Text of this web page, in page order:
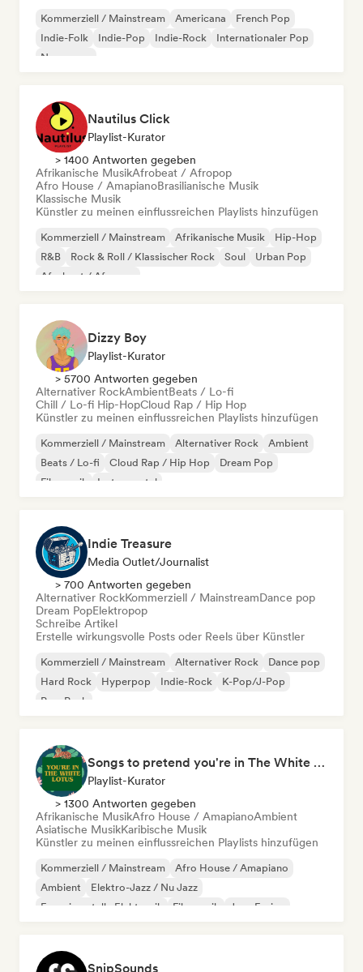
Kommerziell / Mainstream Americana
French Pop
Indie-Folk
Indie-Pop Indie-Rock
Internationaler Pop
New wave
Nautilus Click
Playlist-Kurator
> 1400 Antworten gegeben
Afrikanische MusikAfrobeat / Afropop
Afro House / AmapianoBrasilianische Musik
Klassische Musik
Künstler zu meinen einflussreichen Playlists hinzufügen
Kommerziell / Mainstream Afrikanische Musik
Hip-Hop
R&B
Rock & Roll / Klassischer Rock Soul
Urban Pop
Afrobeat / Afropop
Dizzy Boy
Playlist-Kurator
> 5700 Antworten gegeben
Alternativer RockAmbientBeats / Lo-fi
Chill / Lo-fi Hip-HopCloud Rap / Hip Hop
Künstler zu meinen einflussreichen Playlists hinzufügen
Kommerziell / Mainstream Alternativer Rock
Ambient
Beats / Lo-fi
Cloud Rap / Hip Hop
Dream Pop
Filmmusik
Instrumental
Indie Treasure
Media Outlet/Journalist
> 700 Antworten gegeben
Alternativer RockKommerziell / MainstreamDance pop
Dream PopElektropop
Schreibe Artikel
Erstelle wirkungsvolle Posts oder Reels über Künstler
Kommerziell / Mainstream Alternativer Rock
Dance pop
Hard Rock
Hyperpop Indie-Rock
K-Pop/J-Pop
Pop-Punk
Songs to pretend you're in The White Lotus
Playlist-Kurator
> 1300 Antworten gegeben
Afrikanische MusikAfro House / AmapianoAmbient
Asiatische MusikKaribische Musik
Künstler zu meinen einflussreichen Playlists hinzufügen
Kommerziell / Mainstream
Afro House / Amapiano
Ambient
Elektro-Jazz / Nu Jazz
Experimentelle Elektronik
Filmmusik
Jazz-Fusion
SnipSounds